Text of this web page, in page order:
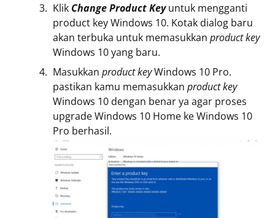
Klik Change Product Keyuntuk mengganti
product key Windows 10. Kotak dialog baru
akan terbuka untuk memasukkan product key
Windows 10 yang baru.
Masukkan product keyWindows 10 Pro.
pastikan kamu memasukkan product key
Windows 10 dengan benar ya agar proses
upgrade Windows 10 Home ke Windows 10
Pro berhasil.